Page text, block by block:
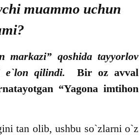
muammo uchun
markazi” qoshida tayyorlov
e`lon qilindi. Bir oz avval
“Yagona imtihon
tan olib, ushbu so`zlarni o`z